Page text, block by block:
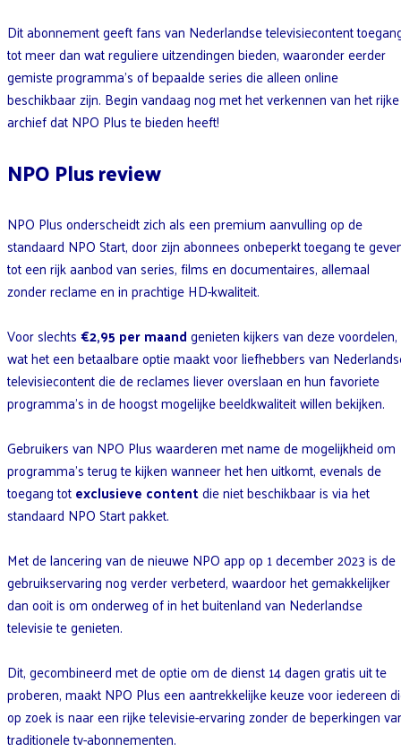
Dit abonnement geeft fans van Nederlandse televisiecontent
tot meer dan wat reguliere uitzendingen bieden, waaronder eerder
gemiste programma’s of bepaalde series die alleen online
beschikbaar zijn. Begin vandaag nog met het verkennen van het rijke
archief dat NPO Plus te bieden heeft!
NPO Plus review
NPO Plus onderscheidt zich als een premium aanvulling op de
standaard NPO Start, door zijn abonnees onbeperkt toegang te
tot een rijk aanbod van series, films en documentaires, allemaal
zonder reclame en in prachtige HD-kwaliteit.
Voor slechts€2,95 per maandgenieten kijkers van deze voordelen,
wat het een betaalbare optie maakt voor liefhebbers van
televisiecontent die de reclames liever overslaan en hun favoriete
programma’s in de hoogst mogelijke beeldkwaliteit willen bekijken.
Gebruikers van NPO Plus waarderen met name de mogelijkheid om
programma’s terug te kijken wanneer het hen uitkomt, evenals de
toegang totexclusieve contentdie niet beschikbaar is via het
standaard NPO Start pakket.
Met de lancering van de nieuwe NPO app op 1 december 2023 is de
gebruikservaring nog verder verbeterd, waardoor het gemakkelijker
dan ooit is om onderweg of in het buitenland van Nederlandse
televisie te genieten.
Dit, gecombineerd met de optie om de dienst 14 dagen gratis uit te
proberen, maakt NPO Plus een aantrekkelijke keuze voor iedereen
op zoek is naar een rijke televisie-ervaring zonder de beperkingen
traditionele tv-abonnementen.